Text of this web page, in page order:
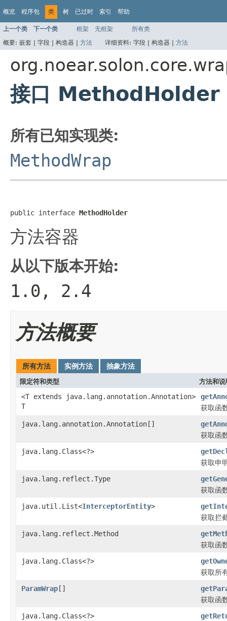
概览 程序包 类 树 已过时 索引 帮助
上一个类 下一个类 框架 无框架
所有类
概要: 嵌套 | 字段 | 构造器 | 方法 详细资料: 字段 | 构造器 | 方法
接口 MethodHolder
所有已知实现类:
MethodWrap
public interface MethodHolder
方法容器
从以下版本开始:
1.0, 2.4
方法概要
所有方法 实例方法 抽象方法
限定符和类型 方法和说
<T extends java.lang.annotation.Annotation>
T
获取函
java.lang.annotation.Annotation[]
获取函
java.lang.Class<?>
获取申
java.lang.reflect.Type
获取函
java.util.List<InterceptorEntity>
获取拦
java.lang.reflect.Method
获取函
java.lang.Class<?>
获取所
ParamWrap[]
获取函
java.lang.Class<?>